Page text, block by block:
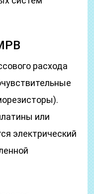
расхода
или
электрический